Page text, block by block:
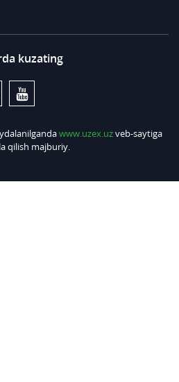
kuzating
www.uzex.uzveb-saytiga
qilish majburiy.